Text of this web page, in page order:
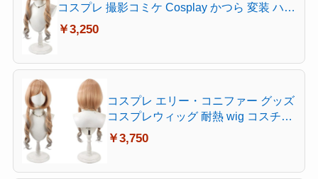
コスプレ 撮影コミケ Cosplay かつら 変装 ハロ
ウィン クリスマス 文化祭 お祭り
￥3,250
コスプレ エリー・コニファー グッズ
コスプレウィッグ 耐熱 wig コスチュ
ーム Cosplay お祭り
￥3,750